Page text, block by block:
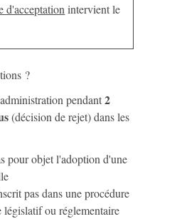
d'acceptation intervient le
?
pendant2
(décision de rejet) dans les
pour objet l'adoption d'une
pas dans une procédure
législatif ou réglementaire